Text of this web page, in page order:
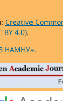
Creative
BY 4.0).
НАМНУ».